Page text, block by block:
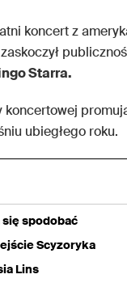
koncert z
Starra.
koncertowej
ubiegłego roku.
spodobać
Scyzoryka
Lins